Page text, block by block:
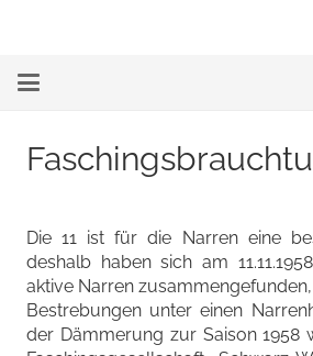
Die 11 ist für die Narren eine
deshalb haben sich am
aktive Narren
Bestrebungen unter einen
der Dämmerung zur Saison 1958